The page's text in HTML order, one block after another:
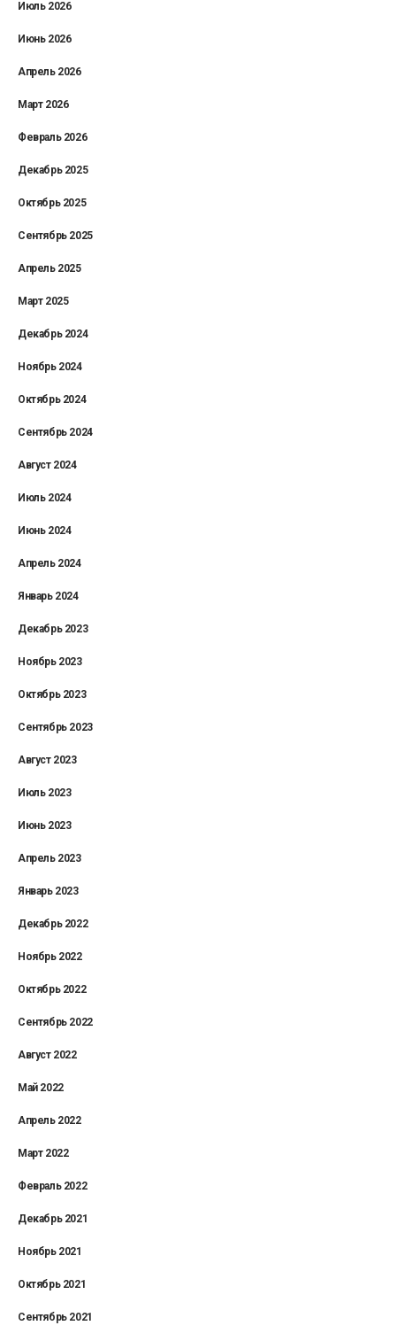
Июль 2026
Июнь 2026
Апрель 2026
Март 2026
Февраль 2026
Декабрь 2025
Октябрь 2025
Сентябрь 2025
Апрель 2025
Март 2025
Декабрь 2024
Ноябрь 2024
Октябрь 2024
Сентябрь 2024
Август 2024
Июль 2024
Июнь 2024
Апрель 2024
Январь 2024
Декабрь 2023
Ноябрь 2023
Октябрь 2023
Сентябрь 2023
Август 2023
Июль 2023
Июнь 2023
Апрель 2023
Январь 2023
Декабрь 2022
Ноябрь 2022
Октябрь 2022
Сентябрь 2022
Август 2022
Май 2022
Апрель 2022
Март 2022
Февраль 2022
Декабрь 2021
Ноябрь 2021
Октябрь 2021
Сентябрь 2021